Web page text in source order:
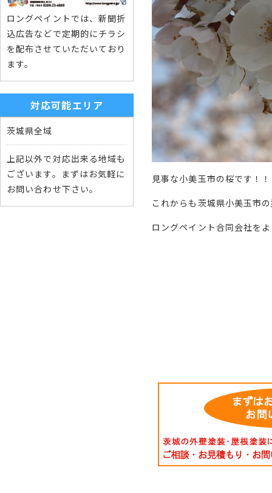
見事な小美玉市の桜です！！
これからも茨城県小美玉市
ロングペイント合同会社を
ロングペイントでは、新聞折
込広告などで定期的にチラシ
を配布させていただいており
ます。
対応可能エリア
茨城県全域
上記以外で対応出来る地域も
ございます。まずはお気軽に
お問い合わせ下さい。